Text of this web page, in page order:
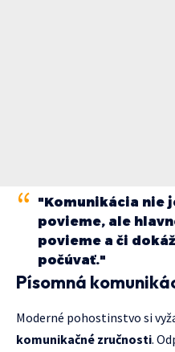
"Komunikácia nie
povieme, ale
povieme a či
počúvať."
Písomná
Moderné pohostinstvo si
komunikačné zručnosti.